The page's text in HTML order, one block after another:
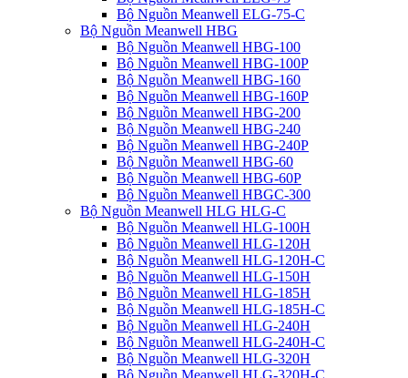
Bộ Nguồn Meanwell ELG-75-C
Bộ Nguồn Meanwell HBG
Bộ Nguồn Meanwell HBG-100
Bộ Nguồn Meanwell HBG-100P
Bộ Nguồn Meanwell HBG-160
Bộ Nguồn Meanwell HBG-160P
Bộ Nguồn Meanwell HBG-200
Bộ Nguồn Meanwell HBG-240
Bộ Nguồn Meanwell HBG-240P
Bộ Nguồn Meanwell HBG-60
Bộ Nguồn Meanwell HBG-60P
Bộ Nguồn Meanwell HBGC-300
Bộ Nguồn Meanwell HLG HLG-C
Bộ Nguồn Meanwell HLG-100H
Bộ Nguồn Meanwell HLG-120H
Bộ Nguồn Meanwell HLG-120H-C
Bộ Nguồn Meanwell HLG-150H
Bộ Nguồn Meanwell HLG-185H
Bộ Nguồn Meanwell HLG-185H-C
Bộ Nguồn Meanwell HLG-240H
Bộ Nguồn Meanwell HLG-240H-C
Bộ Nguồn Meanwell HLG-320H
Bộ Nguồn Meanwell HLG-320H-C